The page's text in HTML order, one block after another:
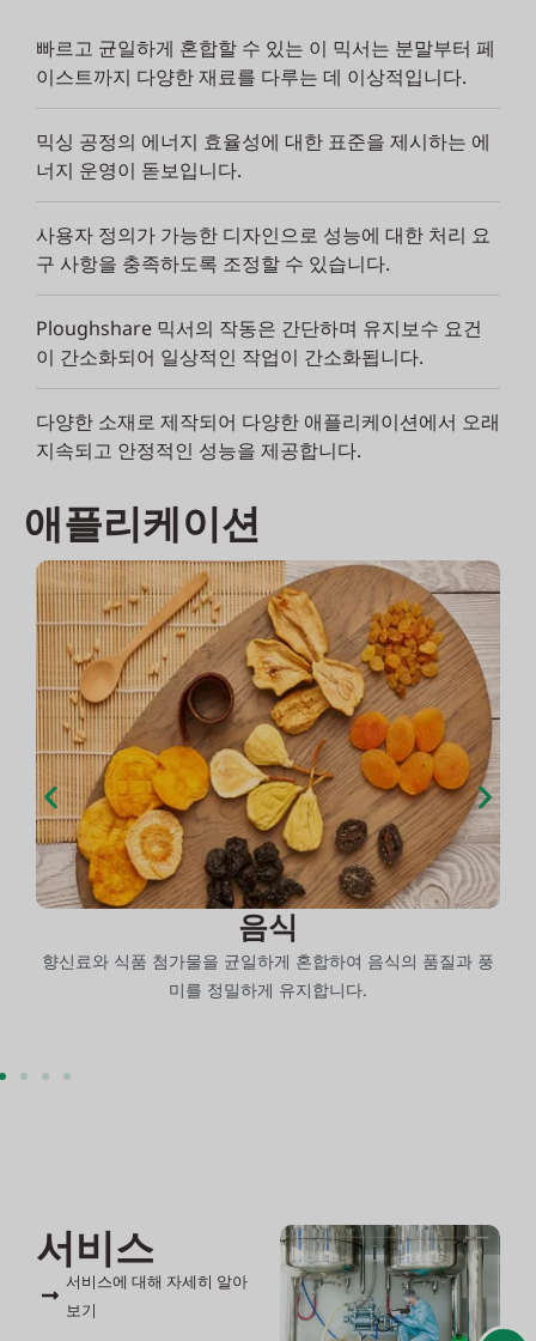
빠르고 균일하게 혼합할 수 있는 이 믹서는 분말부터 페
이스트까지 다양한 재료를 다루는 데 이상적입니다.
믹싱 공정의 에너지 효율성에 대한 표준을 제시하는 에
너지 운영이 돋보입니다.
사용자 정의가 가능한 디자인으로 성능에 대한 처리 요
구 사항을 충족하도록 조정할 수 있습니다.
Ploughshare 믹서의 작동은 간단하며 유지보수 요건
이 간소화되어 일상적인 작업이 간소화됩니다.
다양한 소재로 제작되어 다양한 애플리케이션에서 오래
지속되고 안정적인 성능을 제공합니다.
애플리케이션
음식
향신료와 식품 첨가물을 균일하게 혼합하여 음식의 품질과 풍
미를 정밀하게 유지합니다.
서비스
서비스에 대해 자세히 알아
보기